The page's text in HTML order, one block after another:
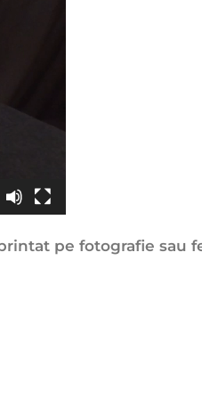
pe fotografie sau